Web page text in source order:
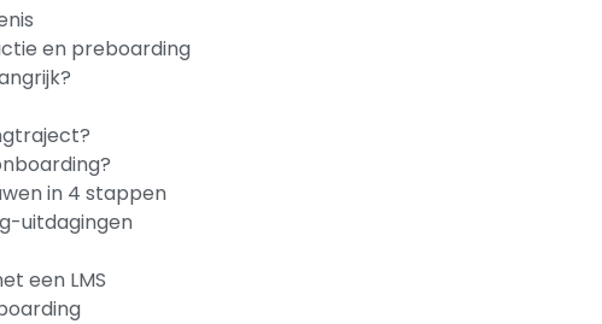
en preboarding
in 4 stappen
uitdagingen
een LMS